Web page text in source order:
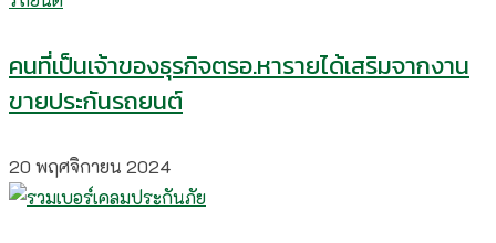
คนที่เป็นเจ้าของธุรกิจตรอ.หารายได้เสริมจากงาน
ขายประกันรถยนต์
20 พฤศจิกายน 2024